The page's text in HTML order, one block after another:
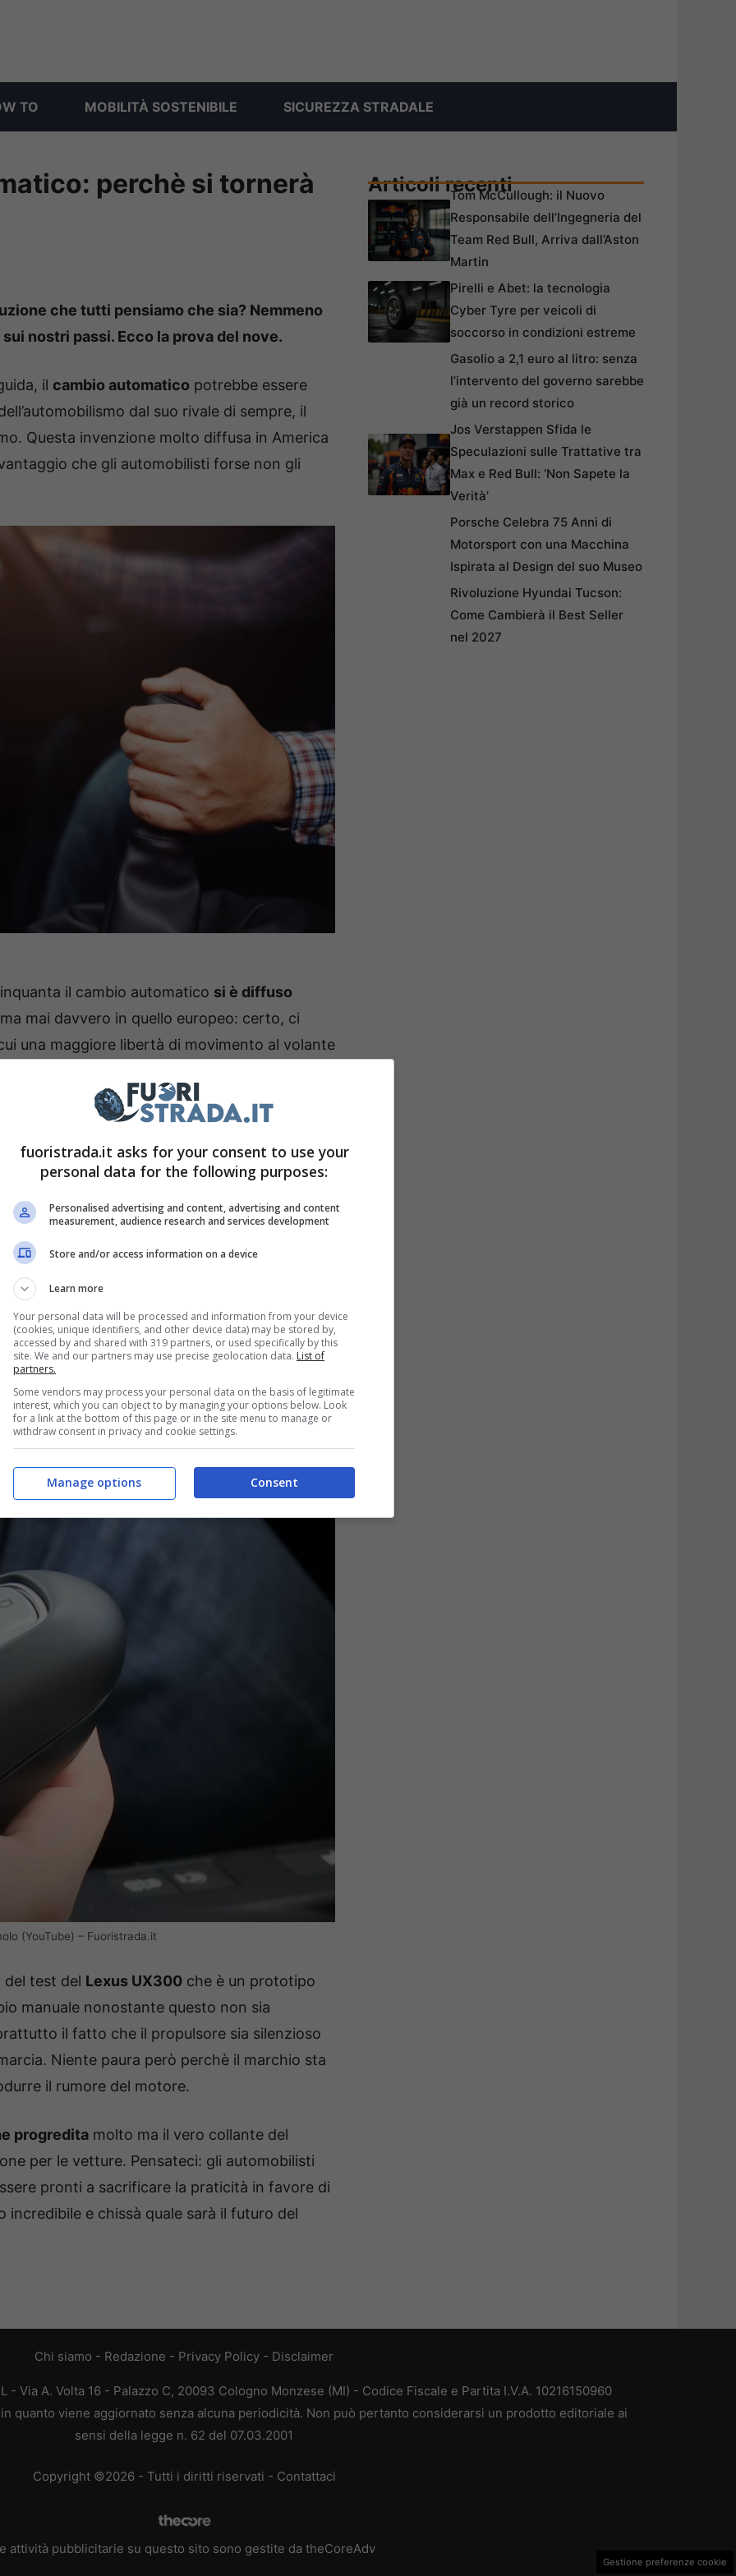
TO MOBILITÀ SOSTENIBILE SICUREZZA STRADALE
perchè si tornerà
che tutti pensiamo che sia? Nemmeno
nostri passi. Ecco la prova del nove.
il cambio automatico potrebbe essere
dal suo rivale di sempre, il
Questa invenzione molto diffusa in America
che gli automobilisti forse non gli
il cambio automatico si è diffuso
mai davvero in quello europeo: certo, ci
una maggiore libertà di movimento al volante
con la frizione e di ascoltare il motore in
minore efficienza al distributore.
non sottovalutare: molti automobilisti
in questo modo soprattutto
intrigante e chi ne ha mai posseduta una lo sa,
un sistema di guida molto meno diffuso.In
ritorno alle origini
ad alto costodel gruppo Toyota come
affezionati a questo tipo di sistema per il
realizzare un sistema di cambio manuale
in futuro. Esatto, anche auto che
cambio manuale non ne faranno
(YouTube) – Fuoristrada.it
del test del Lexus UX300 che è un prototipo
manuale nonostante questo non sia
il fatto che il propulsore sia silenzioso
Niente paura però perchè il marchio sta
il rumore del motore.
progredita molto ma il vero collante del
per le vetture. Pensateci: gli automobilisti
pronti a sacrificare la praticità in favore di
incredibile e chissà quale sarà il futuro del
Articoli recentiTom McCullough: il Nuovo
Responsabile dell’Ingegneria del
Team Red Bull, Arriva dall’Aston
Martin
Pirelli e Abet: la tecnologia
Cyber Tyre per veicoli di
soccorso in condizioni estreme
Gasolio a 2,1 euro al litro: senza
l’intervento del governo sarebbe
già un record storico
Jos Verstappen Sfida le
Speculazioni sulle Trattative tra
Max e Red Bull: ‘Non Sapete la
Verità’
Porsche Celebra 75 Anni di
Motorsport con una Macchina
Ispirata al Design del suo Museo
Rivoluzione Hyundai Tucson:
Come Cambierà il Best Seller
nel 2027
Chi siamo - Redazione - Privacy Policy - Disclaimer
- Via A. Volta 16 - Palazzo C, 20093 Cologno Monzese (MI) - Codice Fiscale e Partita I.V.A. 10216150960
quanto viene aggiornato senza alcuna periodicità. Non può pertanto considerarsi un prodotto editoriale ai
sensi della legge n. 62 del 07.03.2001
Copyright ©2026 - Tutti i diritti riservati - Contattaci
attività pubblicitarie su questo sito sono gestite da theCoreAdv
Gestione preferenze cookie
fuoristrada.it asks for your consent to use your
personal data for the following purposes:
Personalised advertising and content, advertising and content
measurement, audience research and services development
Store and/or access information on a device
Learn more
Your personal data will be processed and information from your device
(cookies, unique identifiers, and other device data) may be stored by,
accessed by and shared with 319 partners, or used specifically by this
site. We and our partners may use precise geolocation data. List of
partners.
Some vendors may process your personal data on the basis of legitimate
interest, which you can object to by managing your options below. Look
for a link at the bottom of this page or in the site menu to manage or
withdraw consent in privacy and cookie settings.
Consent
Manage options